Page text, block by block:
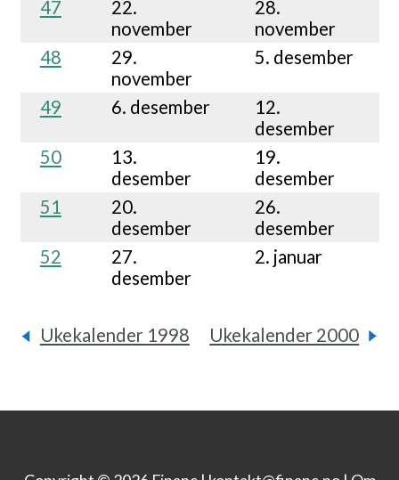
47
22.
november
28.
november
48
29.
november
5. desember
49 6. desember
12.
desember
50
13.
desember
19.
desember
51
20.
desember
26.
desember
52
27.
desember
2. januar
Ukekalender 1998 Ukekalender 2000